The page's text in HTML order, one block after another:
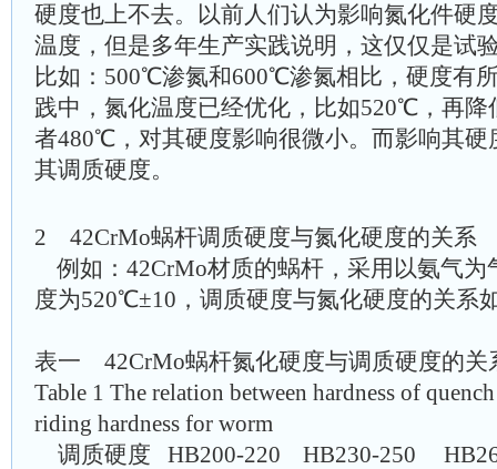
硬度也上不去。以前人们认为影响氮化件硬
温度，但是多年生产实践说明，这仅仅是试
比如：500℃渗氮和600℃渗氮相比，硬度有
践中，氮化温度已经优化，比如520℃，再
者480℃，对其硬度影响很微小。而影响其硬
其调质硬度。
2 42CrMo蜗杆调质硬度与氮化硬度的关系
例如：42CrMo材质的蜗杆，采用以氨气
度为520℃±10，调质硬度与氮化硬度的关系
表一 42CrMo蜗杆氮化硬度与调质硬度的
Table 1 The relation between hardness of
riding hardness for worm
调质硬度
HB200-220 HB230-250